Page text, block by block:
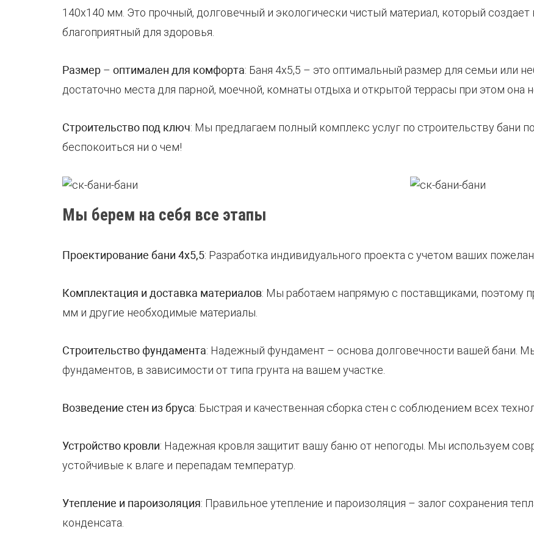
140х140 мм. Это прочный, долговечный и экологически чистый материал, который
благоприятный для здоровья.
Размер – оптимален для комфорта: Баня 4х5,5 – это оптимальный размер для семьи или
достаточно места для парной, моечной, комнаты отдыха и открытой террасы при этом она
Строительство под ключ: Мы предлагаем полный комплекс услуг по строительству бани
беспокоиться ни о чем!
Мы берем на себя все этапы
Проектирование бани 4х5,5: Разработка индивидуального проекта с учетом ваших
Комплектация и доставка материалов: Мы работаем напрямую с поставщиками, поэтому
мм и другие необходимые материалы.
Строительство фундамента: Надежный фундамент – основа долговечности вашей бани.
фундаментов, в зависимости от типа грунта на вашем участке.
Возведение стен из бруса: Быстрая и качественная сборка стен с соблюдением всех
Устройство кровли: Надежная кровля защитит вашу баню от непогоды. Мы используем
устойчивые к влаге и перепадам температур.
Утепление и пароизоляция: Правильное утепление и пароизоляция – залог сохранения
конденсата.